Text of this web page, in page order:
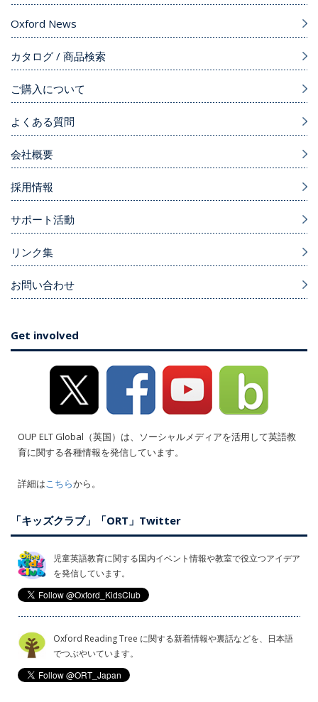
Oxford News
カタログ / 商品検索
ご購入について
よくある質問
会社概要
採用情報
サポート活動
リンク集
お問い合わせ
Get involved
OUP ELT Global（英国）は、ソーシャルメディアを活用して英語教
育に関する各種情報を発信しています。
詳細はこちらから。
「キッズクラブ」「ORT」Twitter
児童英語教育に関する国内イベント情報や教室で役立つアイデア
を発信しています。
Oxford Reading Tree に関する新着情報や裏話などを、日本語
でつぶやいています。